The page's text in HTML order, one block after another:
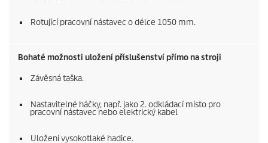
Rotující pracovní nástavec o délce 1050 mm.
Bohaté možnosti uložení příslušenství přímo na stroji
Závěsná taška.
Nastavitelné háčky, např. jako 2. odkládací místo pro
pracovní nástavec nebo elektrický kabel
Uložení vysokotlaké hadice.